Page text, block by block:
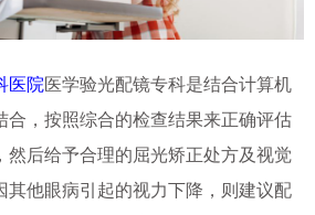
医院医学验光配镜专科是结合计算机
合，按照综合的检查结果来正确评估
然后给予合理的屈光矫正处方及视觉
其他眼病引起的视力下降，则建议配